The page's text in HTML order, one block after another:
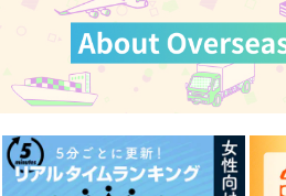
虹色の鉛筆
（税込）
作品詳細
629円 （税込）
オライオン×エリン
作品詳細